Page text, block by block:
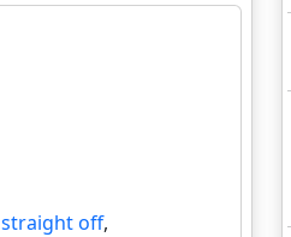
straight off,